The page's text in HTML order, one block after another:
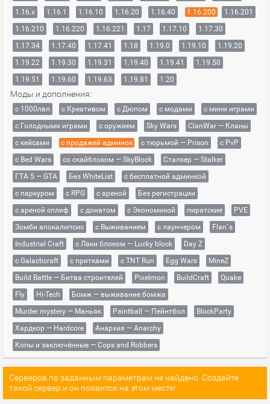
1.16.x
1.16.1 1.16.10 1.16.20 1.16.40 1.16.200
1.16.201
1.16.210
1.16.220 1.16.221 1.17 1.17.10
1.17.30
1.17.34
1.17.40 1.17.41 1.18 1.19.0 1.19.10
1.19.20
1.19.22
1.19.30 1.19.31 1.19.40 1.19.41
1.19.50
1.19.51
1.19.60 1.19.63 1.19.81 1.20
Моды и дополнения:
с 1000лвл c Креативом с Дюпом с модами
с мини играми
с Голодными играми
с оружием Sky Wars
ClanWar — Кланы
с кейсами
с продажей админок с тюрьмой — Prison
с PvP
с Bed Wars
со скайблоком — SkyBlock
Сталкер — Stalker
ГТА 5 — GTA
Без WhiteList
с бесплатной админкой
с паркуром
с RPG с ареной
Без регистрации
с ареной сплиф
с донатом с Экономикой пиратские
PVE
Зомби апокалипсис
с Выживанием с лаунчером
Flan`s
Industrial Craft
с Лаки блоком — Lucky block
Day Z
с Galacticraft
с прятками с TNT Run Egg Wars
MineZ
Build Battle — Битва строителей
Pixelmon BuildCraft
Quake
Fly
Hi-Tech
Бомж — выживание бомжа
Murder mystery — Маньяк
Paintball — Пейнтбол
BlockParty
Хардкор — Hardcore
Анархия — Anarchy
Копы и заключённые — Cops and Robbers
Серверов по заданным параметрам не найдено. Создайте
такой сервер и он появится на этом месте!